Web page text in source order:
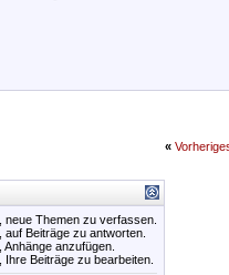
«
, neue Themen zu verfassen.
, auf Beiträge zu antworten.
, Anhänge anzufügen.
, Ihre Beiträge zu bearbeiten.